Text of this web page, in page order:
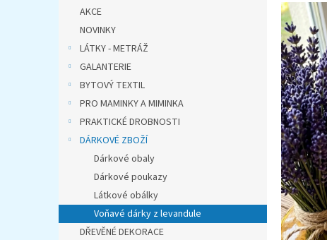
AKCE
NOVINKY
LÁTKY - METRÁŽ
GALANTERIE
BYTOVÝ TEXTIL
PRO MAMINKY A MIMINKA
PRAKTICKÉ DROBNOSTI
DÁRKOVÉ ZBOŽÍ
Dárkové obaly
Dárkové poukazy
Látkové obálky
Voňavé dárky z levandule
DŘEVĚNÉ DEKORACE
produktu
je
0,0
z
5
hvězdiček.